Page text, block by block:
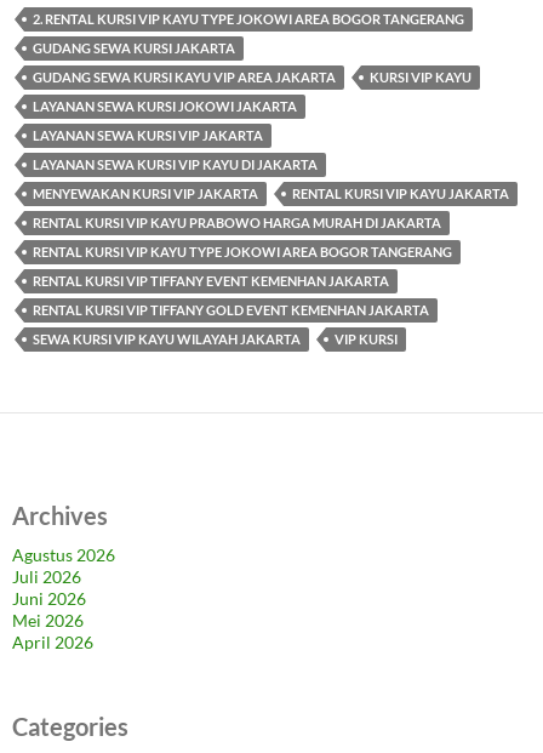
2. RENTAL KURSI VIP KAYU TYPE JOKOWI AREA BOGOR TANGERANG
GUDANG SEWA KURSI JAKARTA
GUDANG SEWA KURSI KAYU VIP AREA JAKARTA
KURSI VIP KAYU
LAYANAN SEWA KURSI JOKOWI JAKARTA
LAYANAN SEWA KURSI VIP JAKARTA
LAYANAN SEWA KURSI VIP KAYU DI JAKARTA
MENYEWAKAN KURSI VIP JAKARTA
RENTAL KURSI VIP KAYU JAKARTA
RENTAL KURSI VIP KAYU PRABOWO HARGA MURAH DI JAKARTA
RENTAL KURSI VIP KAYU TYPE JOKOWI AREA BOGOR TANGERANG
RENTAL KURSI VIP TIFFANY EVENT KEMENHAN JAKARTA
RENTAL KURSI VIP TIFFANY GOLD EVENT KEMENHAN JAKARTA
SEWA KURSI VIP KAYU WILAYAH JAKARTA
VIP KURSI
Archives
Agustus 2026
Juli 2026
Juni 2026
Mei 2026
April 2026
Categories